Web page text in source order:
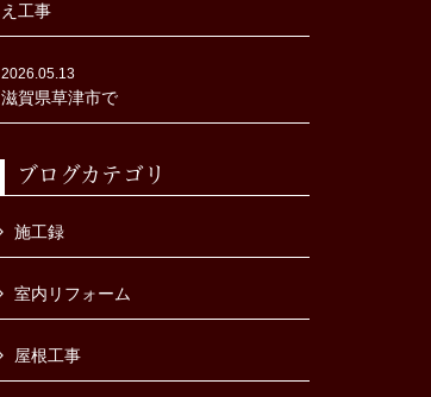
え工事
2026.05.13
滋賀県草津市で
ブログカテゴリ
施工録
室内リフォーム
屋根工事